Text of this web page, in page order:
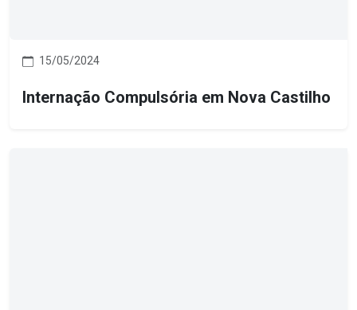
15/05/2024
Internação Compulsória em Nova Castilho